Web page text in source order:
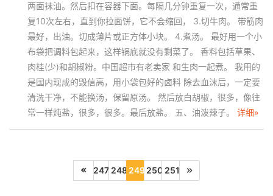
两面抹油。然后扣在容器下面。每隔几分钟重复一次，通常重
复10次左右，直到你拉面饼，它不会缩回， 3.切牛肉。 带筋肉
最好，出油。切成薄片或正方体小块。 4.煮汤。 最好用一个小
布袋把调料包起来，这样锅底就没有剩菜了。 香料包括草果、
肉桂(少)和胡椒粉。中国超市有老卖家 和生肉一起煮。 我用的
是国内现成的毁信高，用小袋包好的卤料 除去血沫后，一定要
清洗干净，不能换汤，保留原汤。 然后放白胡椒，很多，像往
常一样炖盐，很多，很多。最后放盐。 五、油泼辣子。 详细»
247 248 249 250 251